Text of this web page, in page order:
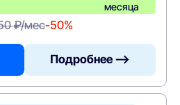
месяца
₽/мес-50%
Подробнее —>